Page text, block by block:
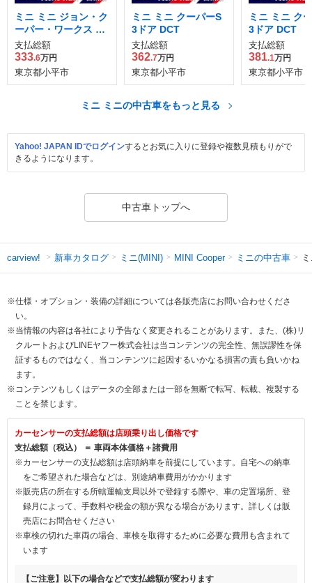
ミニ ミニ ジョン・ク
ーパー・ワークス 3
ドア
支払総額
333.6万円
東京都小平市
ミニ ミニ クーパーS
3ドア DCT
支払総額
362.7万円
東京都小平市
ミニ ミニ ク
3ドア DCT
支払総額
381.1万円
東京都小平市
ミニ ミニの中古車をもっと見る
Yahoo! JAPAN IDでログインするとお気に入りに登録や複数見積もりがで
きるようになります。
中古車トップへ
carview! 新車カタログ ミニ(MINI) MINI Cooper ミニの中古車
※仕様・オプション・装備の詳細については各販売店にお問い合わせくださ
い。
※当情報の内容は各社により予告なく変更されることがあります。また、(株)リ
クルートおよびLINEヤフー株式会社は当コンテンツの完全性、無誤謬性を保
証するものではなく、当コンテンツに起因するいかなる損害の責も負いかね
ます。
※コンテンツもしくはデータの全部または一部を無断で転写、転載、複製する
ことを禁じます。
カーセンサーの支払総額は店頭乗り出し価格です
支払総額（税込） ＝ 車両本体価格＋諸費用
※カーセンサーの支払総額は店頭納車を前提にしています。自宅への納車
をご希望された場合などは、別途納車費用がかかります
※販売店の所在する所轄運輸支局以外で登録する際や、車の定置場所、登
録月によって、手数料や税金の額が異なる場合があります。詳しくは販
売店にお問合せください
※車検の切れた車両の場合、車検を取得するために必要な費用も含まれて
います
【ご注意】以下の場合などで支払総額が変わります